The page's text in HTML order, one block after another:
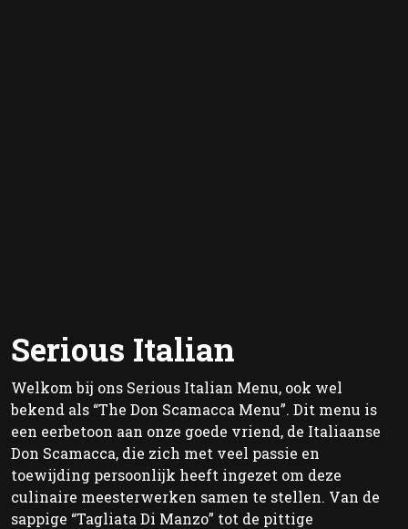
Serious Italian
Welkom bij ons Serious Italian Menu, ook wel
bekend als “The Don Scamacca Menu”. Dit menu is
een eerbetoon aan onze goede vriend, de Italiaanse
Don Scamacca, die zich met veel passie en
toewijding persoonlijk heeft ingezet om deze
culinaire meesterwerken samen te stellen. Van de
sappige “Tagliata Di Manzo” tot de pittige